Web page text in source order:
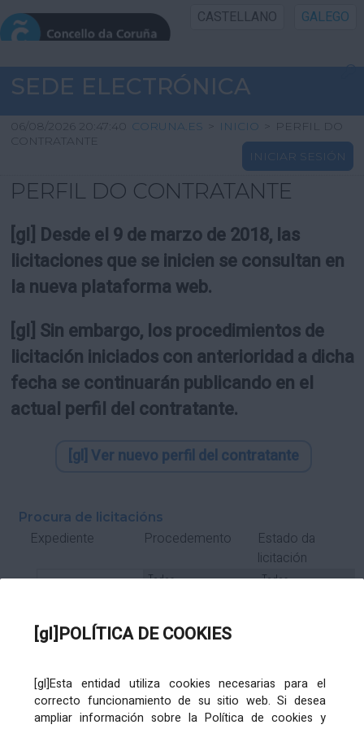
[gl]POLÍTICA DE COOKIES
[gl]Esta entidad utiliza cookies necesarias para el
correcto funcionamiento de su sitio web. Si desea
ampliar información sobre la Política de cookies y
CASTELLANO GALEGO
INICIO SEDE
INICIO
INFORMACIÓN PÚBLICA
UTILIDADES
SEDE ELECTRÓNICA
06/08/2026 20:47:40 CORUNA.ES > INICIO > PERFIL DO
CONTRATANTE
INICIAR SESIÓN
PERFIL DO CONTRATANTE
[gl] Desde el 9 de marzo de 2018, las
licitaciones que se inicien se consultan en
la nueva plataforma web.
[gl] Sin embargo, los procedimientos de
licitación iniciados con anterioridad a dicha
fecha se continuarán publicando en el
actual perfil del contratante.
[gl] Ver nuevo perfil del contratante
Procura de licitacións
Expediente Procedemento
Estado da
licitación
Subcontrato Tramitación
Órgano de contratación Título